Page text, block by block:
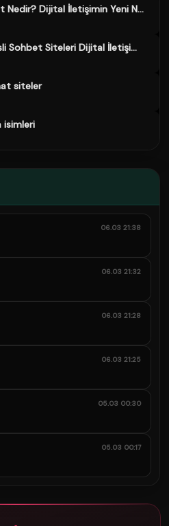
Nedir? Dijital İletişimin Yeni N...
Sohbet Siteleri Dijital İletişi...
siteler
isimleri
06.03 21:38
06.03 21:32
06.03 21:28
06.03 21:25
05.03 00:30
05.03 00:17